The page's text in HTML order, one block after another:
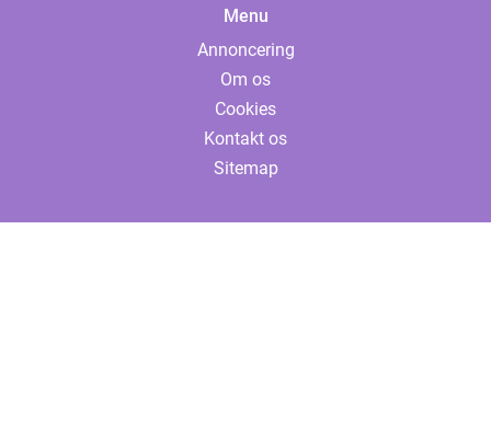
Menu
Annoncering
Om os
Cookies
Kontakt os
Sitemap